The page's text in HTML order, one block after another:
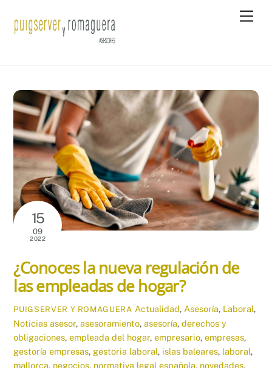
15
09
2022
¿Conoces la nueva regulación de
las empleadas de hogar?
PUIGSERVER Y ROMAGUERA Actualidad, Asesoría, Laboral,
Noticias asesor,asesoramiento,asesoría,derechos y
obligaciones,empleada del hogar,empresario,empresas,
gestoría empresas, gestoria laboral, islas baleares, laboral,
mallorca, negocios, normativa legal española, novedades,